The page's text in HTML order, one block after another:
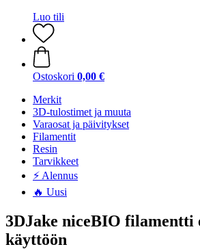
Luo tili
Ostoskori 0,00 €
Merkit
3D-tulostimet ja muuta
Varaosat ja päivitykset
Filamentit
Resin
Tarvikkeet
⚡ Alennus
🔥 Uusi
3DJake niceBIO filamentti
käyttöön